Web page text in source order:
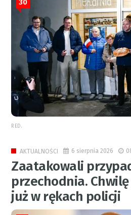
30
RED.
AKTUALNOŚCI 6 sierpnia 2026
Zaatakowali
przechodnia.
już w rękach policji